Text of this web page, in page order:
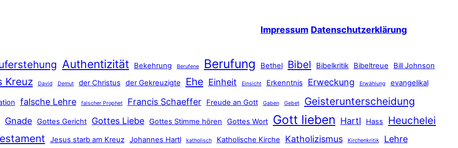
Impressum Datenschutzerklärung
Authentizität Bekehrung Berufene Berufung Bethel Bibel Bibelkritik Bibeltreue Bill Johnson
Kreuz David Demut der Christus der Gekreuzigte Ehe Einheit Einsicht Erkenntnis Erweckung Erwählung evangelikal
falsche Lehre falscher Prophet Francis Schaeffer Freude an Gott Gaben Gebet Geisterunterscheidung
Gnade Gottes Gericht Gottes Liebe Gottes Stimme hören Gottes Wort Gott lieben Hartl Hass Heuchelei
Jesus starb am Kreuz Johannes Hartl katholisch Katholische Kirche Katholizismus Kirchenkritik Lehre